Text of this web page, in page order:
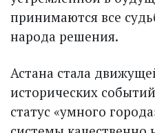
принимаются все
народа решения.
Астана стала
исторических
статус «умного